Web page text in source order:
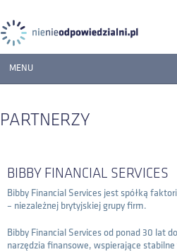
MENU
MATERIAŁY
PARTNERZY
BIBBY FINANCIAL SERVICES
Bibby Financial Services jest spółką
– niezależnej brytyjskiej grupy firm.
Bibby Financial Services od ponad 30 lat
narzędzia finansowe, wspierające